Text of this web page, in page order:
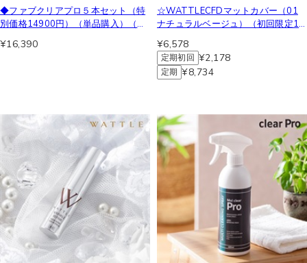
◆ファブクリアプロ５本セット（特
別価格14900円）（単品購入）（宅
¥16,390
☆WATTLECFDマットカバー（01
ナチュラルベージュ）（初回限定19
パクト）
¥6,578
定期初回 ¥2,178
定期 ¥8,734